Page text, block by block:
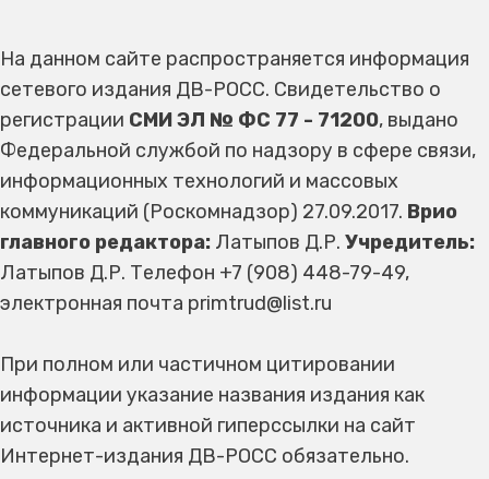
На данном сайте распространяется информация
сетевого издания ДВ-РОСС. Свидетельство о
регистрации СМИ ЭЛ № ФС 77 - 71200, выдано
Федеральной службой по надзору в сфере связи,
информационных технологий и массовых
коммуникаций (Роскомнадзор) 27.09.2017. Врио
главного редактора: Латыпов Д.Р. Учредитель:
Латыпов Д.Р. Телефон +7 (908) 448-79-49,
электронная почта primtrud@list.ru
При полном или частичном цитировании
информации указание названия издания как
источника и активной гиперссылки на сайт
Интернет-издания ДВ-РОСС обязательно.